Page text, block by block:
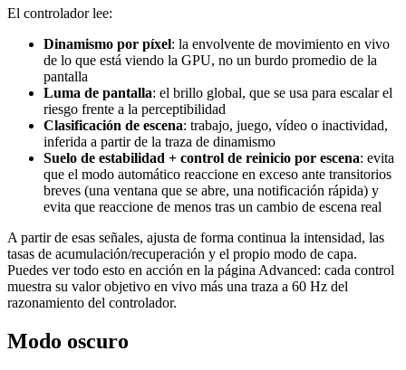
El controlador lee:
Dinamismo por píxel: la envolvente de movimiento en vivo
de lo que está viendo la GPU, no un burdo promedio de la
pantalla
Luma de pantalla: el brillo global, que se usa para escalar el
riesgo frente a la perceptibilidad
Clasificación de escena: trabajo, juego, vídeo o inactividad,
inferida a partir de la traza de dinamismo
Suelo de estabilidad + control de reinicio por escena: evita
que el modo automático reaccione en exceso ante transitorios
breves (una ventana que se abre, una notificación rápida) y
evita que reaccione de menos tras un cambio de escena real
A partir de esas señales, ajusta de forma continua la intensidad, las
tasas de acumulación/recuperación y el propio modo de capa.
Puedes ver todo esto en acción en la página Advanced: cada control
muestra su valor objetivo en vivo más una traza a 60 Hz del
razonamiento del controlador.
Modo oscuro